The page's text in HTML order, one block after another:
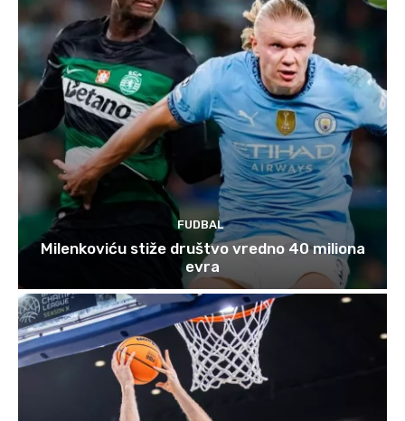
FUDBAL
Milenkoviću stiže društvo vredno 40 miliona
evra